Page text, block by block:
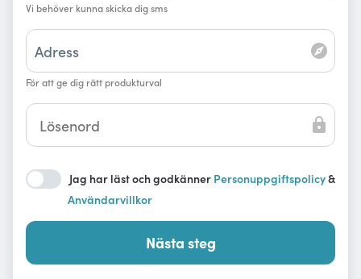
Vi behöver kunna skicka dig sms
För att ge dig rätt produkturval
Jag har läst och godkänner Personuppgiftspolicy&
Användarvillkor
Nästa steg